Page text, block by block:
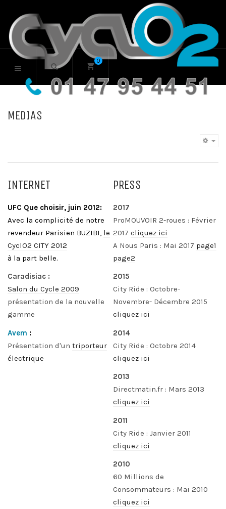
0
MEDIAS
INTERNET
UFC Que choisir, juin 2012:
Avec la complicité de notre
revendeur Parisien BUZIBI, le
CyclO2 CITY 2012
à la part belle.
Caradisiac :
Salon du Cycle 2009
présentation de la nouvelle
gamme
Avem :
Présentation d'un triporteur
électrique
PRESS
2017
ProMOUVOIR 2-roues : Février
2017 cliquez ici
A Nous Paris : Mai 2017 page1
page2
2015
City Ride : Octobre-
Novembre- Décembre 2015
cliquez ici
2014
City Ride : Octobre 2014
cliquez ici
2013
Directmatin.fr : Mars 2013
cliquez ici
2011
City Ride : Janvier 2011
cliquez ici
2010
60 Millions de
Consommateurs : Mai 2010
cliquez ici